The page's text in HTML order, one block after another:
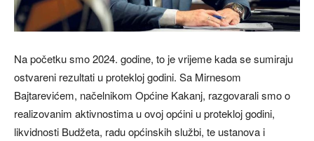
Na početku smo 2024. godine, to je vrijeme kada se sumiraju
ostvareni rezultati u protekloj godini. Sa Mirnesom
Bajtarevićem, načelnikom Općine Kakanj, razgovarali smo o
realizovanim aktivnostima u ovoj općini u protekloj godini,
likvidnosti Budžeta, radu općinskih službi, te ustanova i